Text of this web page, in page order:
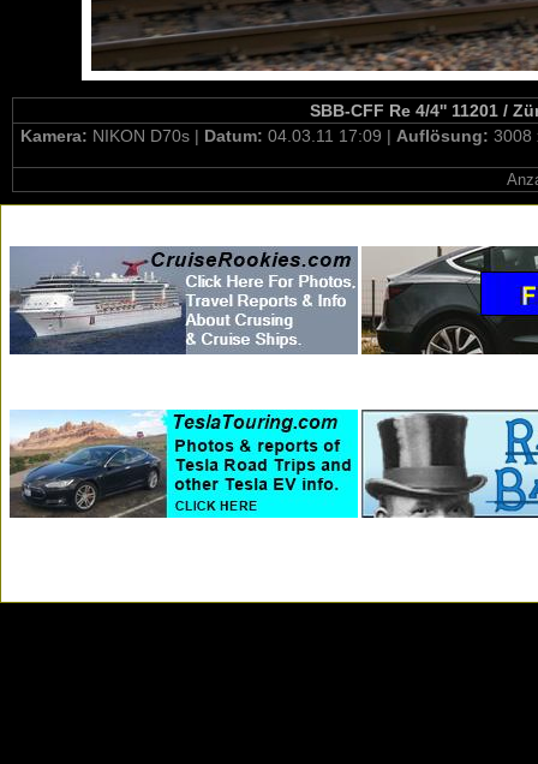
SBB-CFF Re 4/4'' 11201 /
Kamera: NIKON D70s | Datum: 04.03.11 17:09 | Auflösung: 3008